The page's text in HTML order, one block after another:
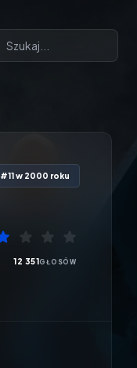
#11 w 2000 roku
12 351GŁOSÓW